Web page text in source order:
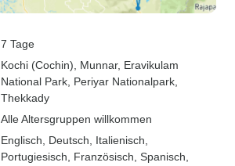
7 Tage
Kochi (Cochin) , Munnar, Eravikulam
National Park , Periyar Nationalpark
Thekkady
Alle Altersgruppen willkommen
Englisch, Deutsch, Italienisch,
Portugiesisch, Französisch, Spanisch,